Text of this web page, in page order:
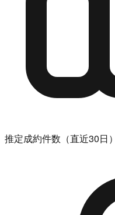
推定成約件数（直近30日）